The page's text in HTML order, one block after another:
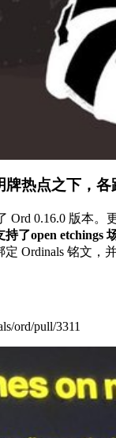
牌热点之下，
Ord 0.16.0 版本。
了open etchings
定 Ordinals 铭文，
ord/pull/3311